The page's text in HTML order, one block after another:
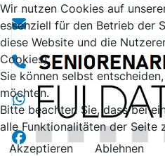
Wir nutzen Cookies auf
essenziell für den Betrieb der
diese Website und die
Cookies).
Sie können selbst
möchten.
Bitte beachten Sie, dass bei
alle Funktionalitäten der Seite
Akzeptieren
Ablehnen